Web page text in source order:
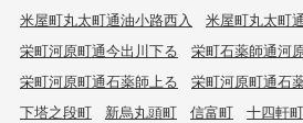
米屋町丸太町通油小路西入
米屋町丸太町
栄町河原町通今出川下る
栄町石薬師通河
栄町河原町通石薬師上る
栄町河原町通石
下塔之段町
新烏丸頭町 信富町 十四軒町